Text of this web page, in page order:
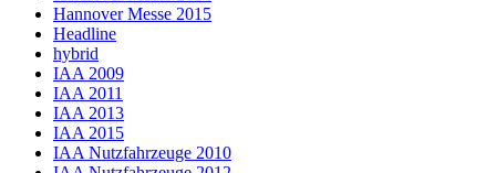
Hannover Messe 2015
Headline
hybrid
IAA 2009
IAA 2011
IAA 2013
IAA 2015
IAA Nutzfahrzeuge 2010